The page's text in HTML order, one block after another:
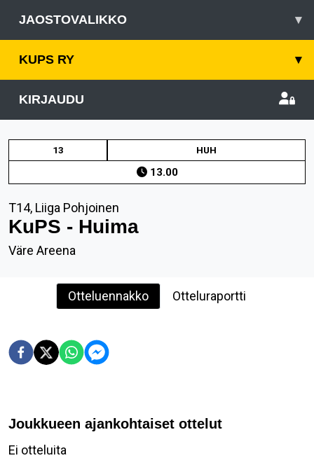
JAOSTOVALIKKO ▾
KUPS RY ▾
KIRJAUDU
13 HUH
13.00
T14, Liiga Pohjoinen
KuPS - Huima
Väre Areena
Otteluennakko Otteluraportti
Joukkueen ajankohtaiset ottelut
Ei otteluita